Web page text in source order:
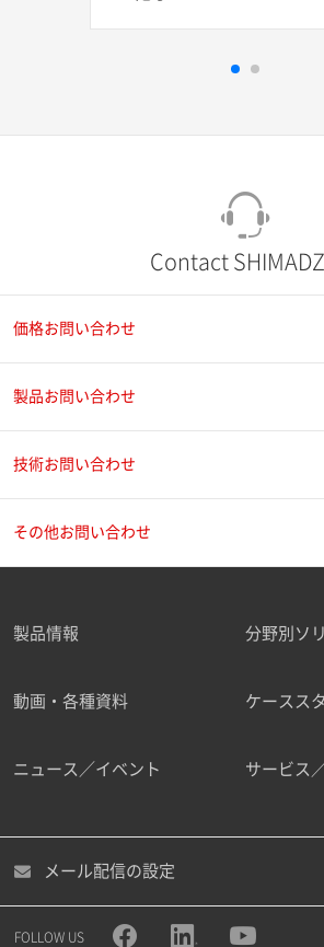
Contact
価格お問い合わせ
製品お問い合わせ
技術お問い合わせ
その他お問い合わせ
製品情報 分野別ソ
動画・各種資料 ケースス
ニュース／イベント サービス
メール配信の設定
FOLLOW US